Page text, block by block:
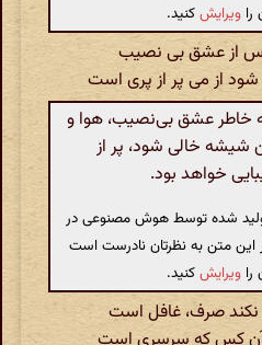
ویرایشکنید.
از عشق بی نصیب
از می پر از پری است
عشق بی‌نصیب، هوا و
شیشه خالی شود، پر از
خواهد بود.
شده توسط هوش مصنوعی در
این متن به نظرتان نادرست است
ویرایشکنید.
نکند صرف، غافل است